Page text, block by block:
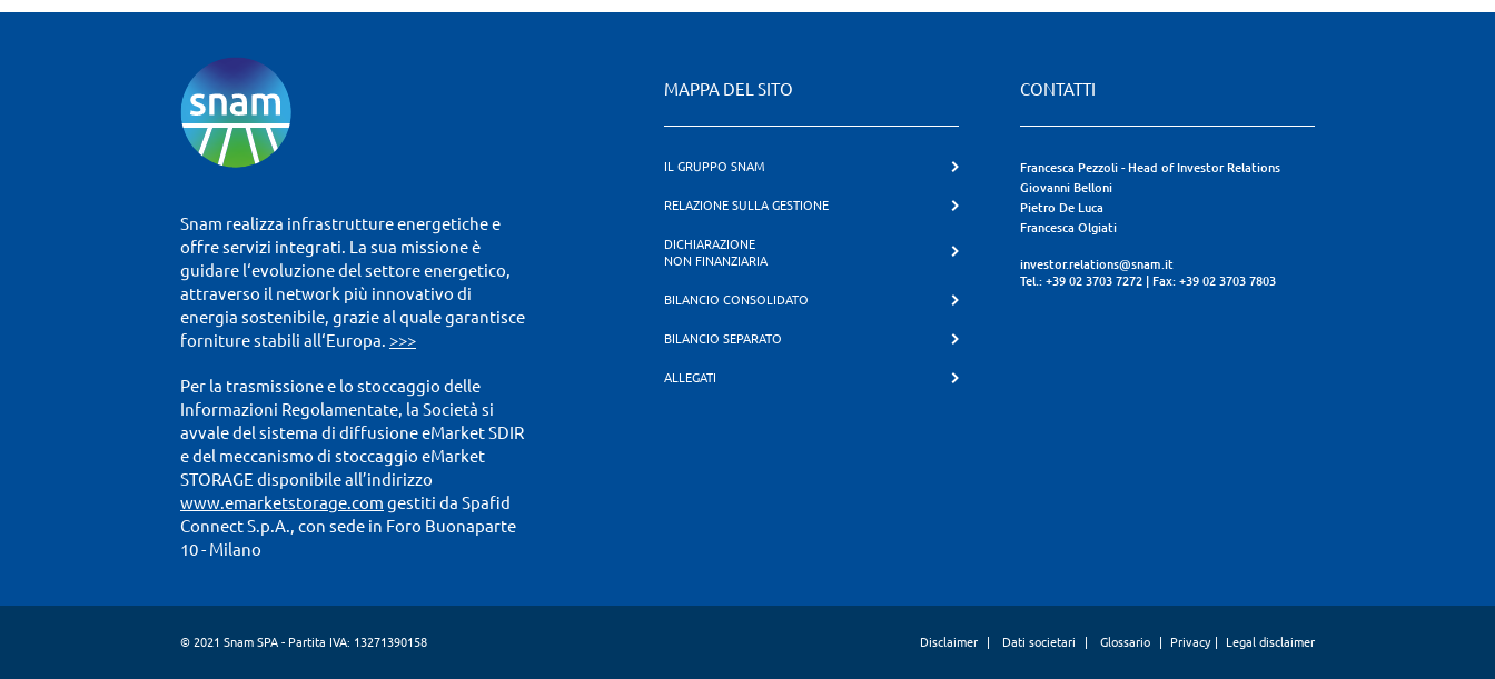
Snam realizza infrastrutture energetiche e
offre servizi integrati. La sua missione è
guidare l‘evoluzione del settore energetico,
attraverso il network più innovativo di
energia sostenibile, grazie al quale garantisce
forniture stabili all‘Europa. >>>
Per la trasmissione e lo stoccaggio delle
Informazioni Regolamentate, la Società si
avvale del sistema di diffusione eMarket SDIR
e del meccanismo di stoccaggio eMarket
STORAGE disponibile all’indirizzo
www.emarketstorage.com gestiti da Spafid
Connect S.p.A., con sede in Foro Buonaparte
10 - Milano
MAPPA DEL SITO
IL GRUPPO SNAM
RELAZIONE SULLA GESTIONE
DICHIARAZIONE
NON FINANZIARIA
BILANCIO CONSOLIDATO
BILANCIO SEPARATO
ALLEGATI
CONTATTI
Francesca Pezzoli - Head of Investor Relations
Giovanni Belloni
Pietro De Luca
Francesca Olgiati
investor.relations@snam.it
Tel.: +39 02 3703 7272
Fax: +39 02 3703 7803
© 2021 Snam SPA - Partita IVA: 13271390158 Disclaimer Dati societari Glossario Privacy Legal disclaimer